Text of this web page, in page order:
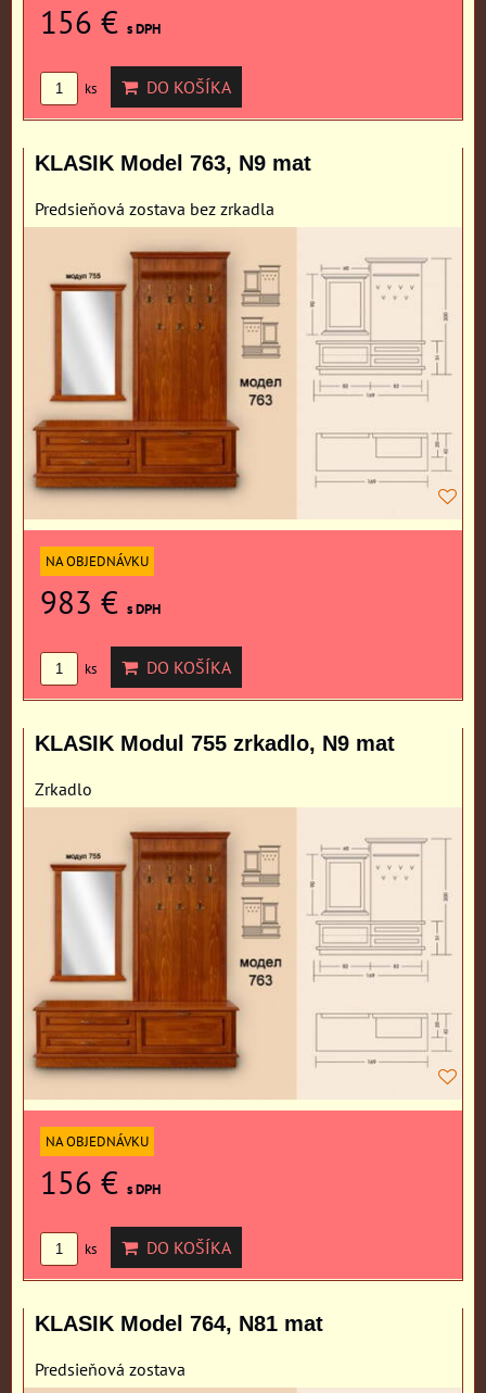
156 € s DPH
ks DO KOŠÍKA
KLASIK Model 763, N9 mat
Predsieňová zostava bez zrkadla
NA OBJEDNÁVKU
983 € s DPH
ks DO KOŠÍKA
KLASIK Modul 755 zrkadlo, N9 mat
Zrkadlo
NA OBJEDNÁVKU
156 € s DPH
ks DO KOŠÍKA
KLASIK Model 764, N81 mat
Predsieňová zostava